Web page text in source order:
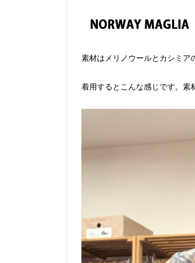
素材はメリノウールとカシミア
着用するとこんな感じです。素